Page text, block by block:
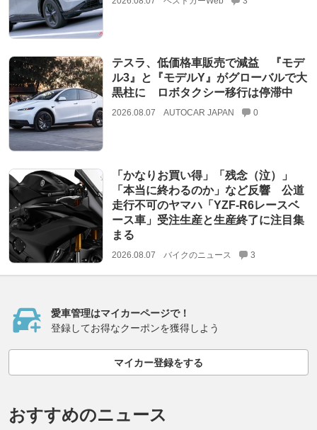
テスラ、低価格車販売で減益 『モデ
ル3』と『モデルY』がグローバルで大
黒柱に ロボタクシー移行は停滞中
2026.08.07 AUTOCAR JAPAN 0
「かなりお買い得」「残念（泣）」
「本当に終わるのか」など反響 公道
走行不可のヤマハ「YZF-R6レースベ
ース車」受注生産と生産終了に注目集
まる
2026.08.07 バイクのニュース 3
愛車管理はマイカーページで！
登録してお得なクーポンを獲得しよう
マイカー登録をする
おすすめのニュース